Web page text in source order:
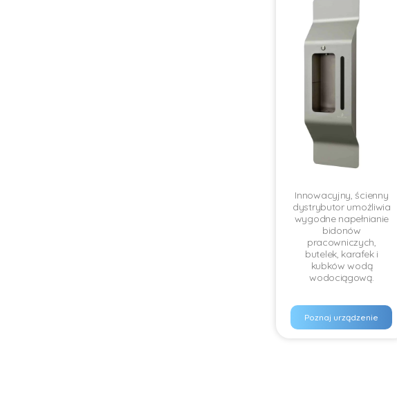
Innowacyjny, ścienny
dystrybutor umożliwia
wygodne napełnianie
bidonów
pracowniczych,
butelek, karafek i
kubków wodą
wodociągową.
Poznaj urządzenie